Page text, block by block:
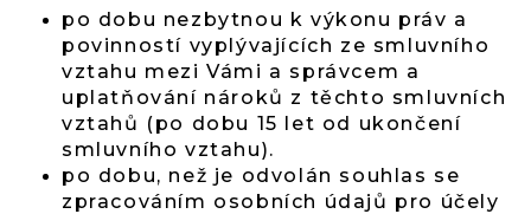
po dobu nezbytnou k výkonu práv a
povinností vyplývajících ze smluvního
vztahu mezi Vámi a správcem a
uplatňování nároků z těchto smluvních
vztahů (po dobu 15 let od ukončení
smluvního vztahu).
po dobu, než je odvolán souhlas se
zpracováním osobních údajů pro účely